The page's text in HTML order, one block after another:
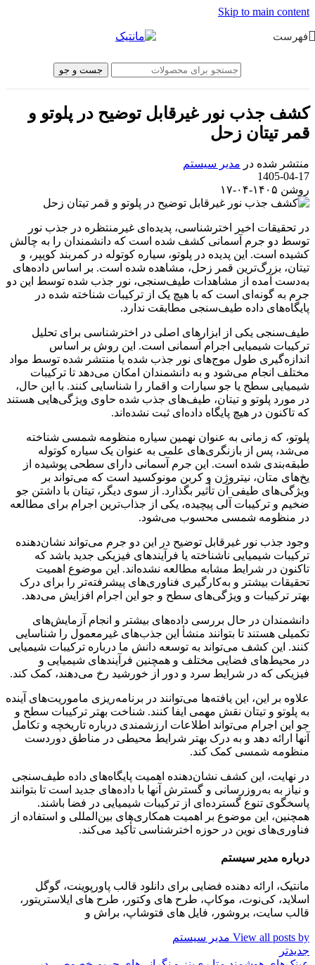
Skip to main content
فهرست
جست و جو
کشف جذب نور غیرقابل توضیح در پلوتو و
قمر تیتان زحل
منتشر شده در مدیر سیستم
1405-04-17
روشن ۱۴۰۵-۰۴-۱۷
در تحقیقات اخیر اخترشناسی، پدیده‌ای غیرمنتظره در جذب نور
توسط دو جرم آسمانی کشف شده است که دانشمندان را به چالش
کشیده است. این پدیده در پلوتو، سیاره کوتوله در کمربند کویپر، و
تیتان، بزرگ‌ترین قمر زحل، مشاهده شده است. بر اساس داده‌های
به‌دست آمده از مشاهدات طیف‌سنجی، نور جذب شده توسط این دو
جرم به گونه‌ای است که با هیچ یک از ترکیبات شناخته شده در
پایگاه‌های داده طیف‌سنجی مطابقت ندارد.
طیف‌سنجی یکی از ابزارهای اصلی در اخترشناسی برای تحلیل
ترکیبات شیمیایی اجرام آسمانی است. این روش بر اساس
اندازه‌گیری طول موج‌های نور جذب شده یا منتشر شده توسط مواد
مختلف انجام می‌شود و به دانشمندان امکان می‌دهد تا ترکیبات
شیمیایی سطح یا جو سیارات و اقمار را شناسایی کنند. با این حال،
در مورد پلوتو و تیتان، طیف‌های جذب شده حاوی ویژگی‌هایی هستند
که تاکنون در هیچ پایگاه داده‌ای ثبت نشده‌اند.
پلوتو، که زمانی به عنوان نهمین سیاره منظومه شمسی شناخته
می‌شد، پس از بازنگری‌های علمی به عنوان یک سیاره کوتوله
طبقه‌بندی شده است. این جرم آسمانی دارای سطحی پوشیده از
یخ‌های متان، نیتروژن و کربن مونوکسید است که می‌تواند بر
ویژگی‌های طیفی آن تأثیر بگذارد. از سوی دیگر، تیتان با داشتن جو
ضخیم و ترکیبات آلی پیچیده، یکی از جذاب‌ترین اجرام برای مطالعه
در منظومه شمسی محسوب می‌شود.
وجود جذب نور غیرقابل توضیح در این دو جرم می‌تواند نشان‌دهنده
ترکیبات شیمیایی ناشناخته یا فرآیندهای فیزیکی جدید باشد که
تاکنون در شرایط مشابه مطالعه نشده‌اند. این موضوع اهمیت
تحقیقات بیشتر و به‌کارگیری فناوری‌های پیشرفته‌تر را برای درک
بهتر ترکیبات و ویژگی‌های سطح و جو این اجرام افزایش می‌دهد.
دانشمندان در حال بررسی داده‌های بیشتر و انجام آزمایش‌های
تکمیلی هستند تا بتوانند منشأ این جذب‌های غیرمعمول را شناسایی
کنند. این کشف می‌تواند به توسعه دانش ما درباره ترکیبات شیمیایی
در محیط‌های فضایی مختلف و همچنین فرآیندهای شیمیایی و
فیزیکی که در شرایط سرد و دور از خورشید رخ می‌دهند، کمک کند.
علاوه بر این، این یافته‌ها می‌توانند در برنامه‌ریزی ماموریت‌های آینده
به پلوتو و تیتان نقش مهمی ایفا کنند. شناخت بهتر ترکیبات سطح و
جو این اجرام می‌تواند اطلاعات ارزشمندی درباره تاریخچه و تکامل
آنها ارائه دهد و به درک بهتر شرایط محیطی در مناطق دوردست
منظومه شمسی کمک کند.
در نهایت، این کشف نشان‌دهنده اهمیت پایگاه‌های داده طیف‌سنجی
و نیاز به به‌روزرسانی و گسترش آنها با داده‌های جدید است تا بتوانند
پاسخگوی تنوع گسترده‌ای از ترکیبات شیمیایی در فضا باشند.
همچنین، این موضوع بر اهمیت همکاری‌های بین‌المللی و استفاده از
فناوری‌های نوین در حوزه اخترشناسی تأکید می‌کند.
درباره مدیر سیستم
مانتیک، ارائه دهنده فضایی برای دانلود قالب پاورپوینت، گوگل
اسلاید، کی‌نوت، موکاپ، طرح های وکتور، طرح های ایلاستریتور،
قالب سایت، بروشور، فایل های فتوشاپ، براش و
View all posts by مدیر سیستم
جدیدتر